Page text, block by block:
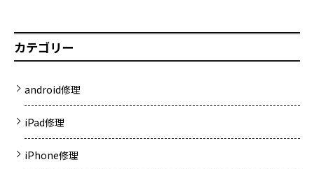
カテゴリー
android修理
iPad修理
iPhone修理